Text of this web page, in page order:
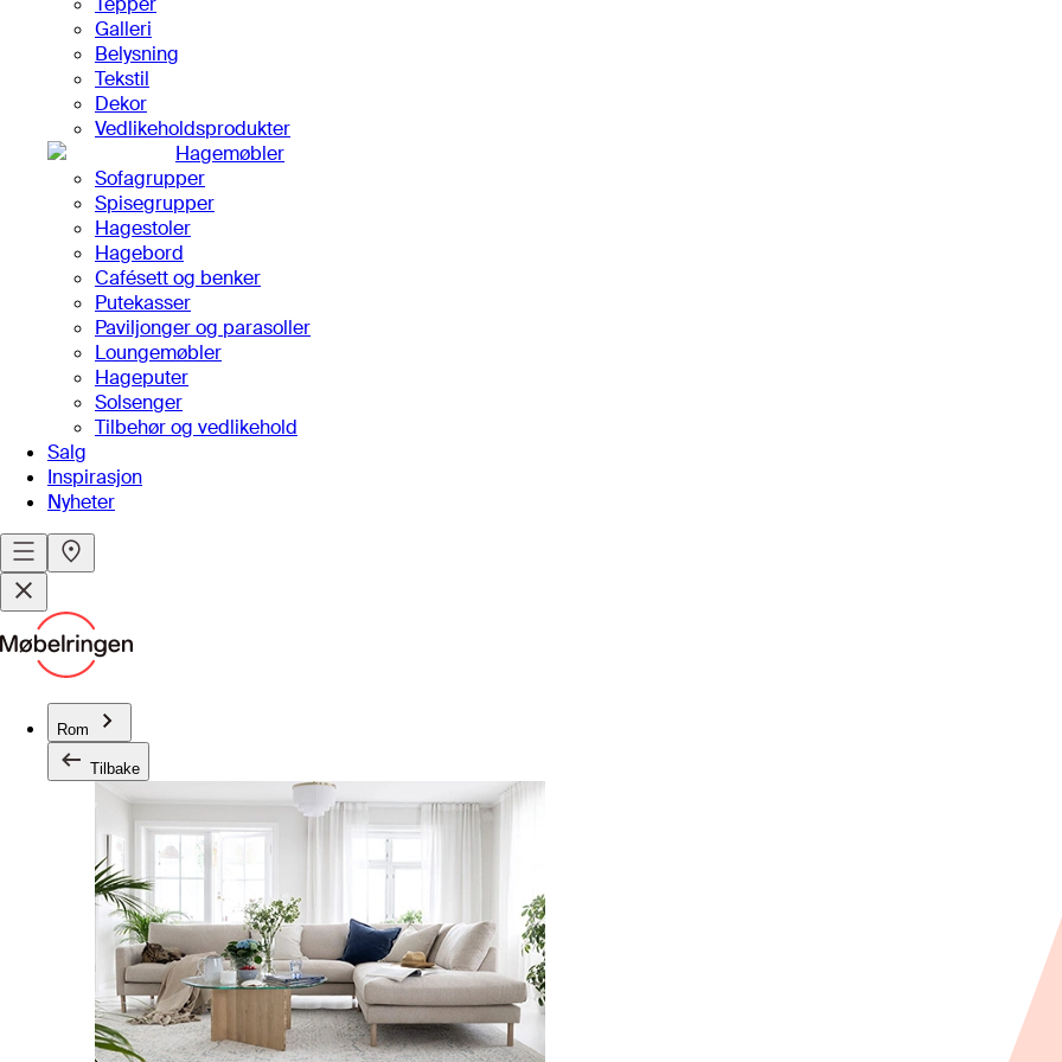
Galleri
Belysning
Tekstil
Dekor
Vedlikeholdsprodukter
Hagemøbler
Sofagrupper
Spisegrupper
Hagestoler
Hagebord
Cafésett og benker
Putekasser
Paviljonger og parasoller
Loungemøbler
Hageputer
Solsenger
Tilbehør og vedlikehold
Salg
Inspirasjon
Nyheter
Rom
Tilbake